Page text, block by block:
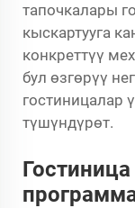
тапочкалары
кыскартууга
конкреттүү
бул өзгөрүү
гостиницалар
түшүндүрөт.